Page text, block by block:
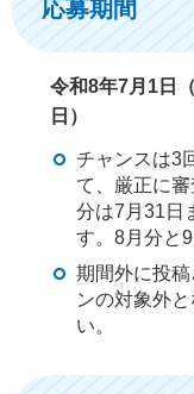
応募期間
令和8年7月1日
日）
チャンスは3
て、厳正に
分は7月31日
す。8月分と9
期間外に投
ンの対象外
い。